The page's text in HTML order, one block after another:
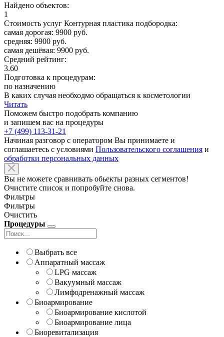
Найдено объектов:
1
Стоимость услуг Контурная пластика подбородка:
самая дорогая: 9900 руб.
средняя: 9900 руб.
самая дешёвая: 9900 руб.
Средний рейтинг:
3.60
Подготовка к процедурам:
по назначению
В каких случая необходмо обращаться к косметологии
Читать
Поможем быстро подобрать компанию
и запишем вас на процедуры
+7 (499) 113-31-21
Начиная разговор с оператором Вы принимаете и
соглашаетесь с условиями Пользовательского соглашения и
обработки персональных данных
Вы не можете сравнивать обьекты разных сегментов!
Очистите список и попробуйте снова.
Фильтры
Фильтры
Очистить
Процедуры
Выбрать все
Аппаратный массаж
LPG массаж
Вакуумный массаж
Лимфодренажный массаж
Биоармирование
Биоармирование кислотой
Биоармирование лица
Биоревитализация